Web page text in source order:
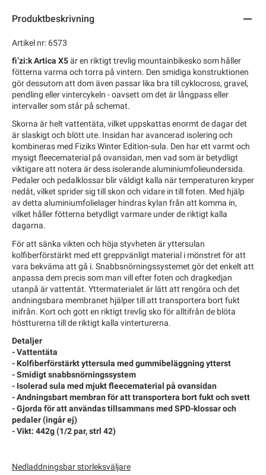
Produktbeskrivning
Artikel nr: 6573
fi’zi:k Artica X5är en riktigt trevlig mountainbikesko som håller
fötterna varma och torra på vintern. Den smidiga konstruktionen
gör dessutom att dom även passar lika bra till cyklocross, gravel,
pendling eller vintercykeln - oavsett om det är långpass eller
intervaller som står på schemat.
Skorna är helt vattentäta, vilket uppskattas enormt de dagar det
är slaskigt och blött ute. Insidan har avancerad isolering och
kombineras med Fiziks Winter Edition-sula. Den har ett varmt och
mysigt fleecematerial på ovansidan, men vad som är betydligt
viktigare att notera är dess isolerande aluminiumfolieundersida.
Pedaler och pedalklossar blir väldigt kalla när temperaturen kryper
nedåt, vilket sprider sig till skon och vidare in till foten. Med hjälp
av detta aluminiumfolielager hindras kylan från att komma in,
vilket håller fötterna betydligt varmare under de riktigt kalla
dagarna.
För att sänka vikten och höja styvheten är yttersulan
kolfiberförstärkt med ett greppvänligt material i mönstret för att
vara bekväma att gå i. Snabbsnörningssystemet gör det enkelt att
anpassa dem precis som man vill efter foten och dragkedjan
utanpå är vattentät. Yttermaterialet är lätt att rengöra och det
andningsbara membranet hjälper till att transportera bort fukt
inifrån. Kort och gott en riktigt trevlig sko för alltifrån de blöta
höstturerna till de riktigt kalla vinterturerna.
Detaljer
- Vattentäta
- Kolfiberförstärkt yttersula med gummibeläggning ytterst
- Smidigt snabbsnörningssystem
- Isolerad sula med mjukt fleecematerial på ovansidan
- Andningsbart membran för att transportera bort fukt och svett
- Gjorda för att användas tillsammans med SPD-klossar och
pedaler (ingår ej)
- Vikt: 442g (1/2 par, strl 42)
Nedladdningsbar storleksväljare